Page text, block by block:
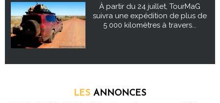
À partir du 24 juillet, TourMaG
suivra une expédition de plus de
5 000 kilomètres à travers...
LES ANNONCES